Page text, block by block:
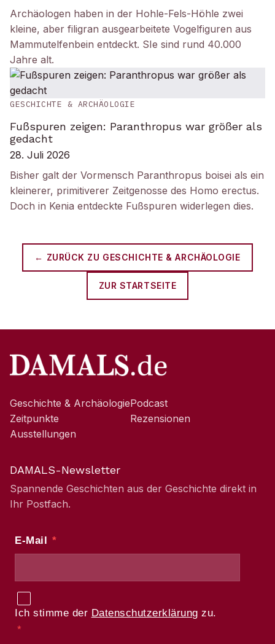
Archäologen haben in der Hohle-Fels-Höhle zwei
kleine, aber filigran ausgearbeitete Vogelfiguren aus
Mammutelfenbein entdeckt. SIe sind rund 40.000
Jahre alt.
GESCHICHTE & ARCHÄOLOGIE
Fußspuren zeigen: Paranthropus war größer als
gedacht
28. Juli 2026
Bisher galt der Vormensch Paranthropus boisei als ein
kleinerer, primitiverer Zeitgenosse des Homo erectus.
Doch in Kenia entdeckte Fußspuren widerlegen dies.
← ZURÜCK ZU GESCHICHTE & ARCHÄOLOGIE
ZUR STARTSEITE
Geschichte & Archäologie
Zeitpunkte
Ausstellungen
Podcast
Rezensionen
DAMALS-Newsletter
Spannende Geschichten aus der Geschichte direkt in
Ihr Postfach.